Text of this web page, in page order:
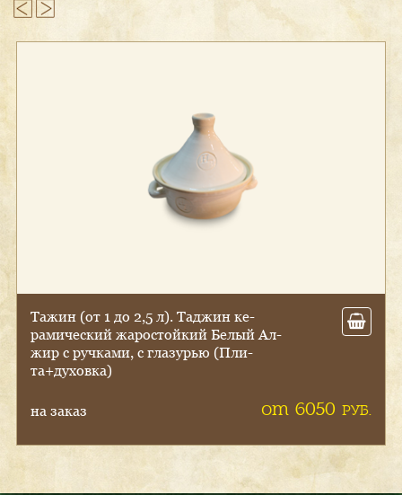
Та­жин (от 1 до 2,5 л). Тад­жин ке­
рами­чес­кий жа­рос­той­кий Бе­лый Ал­
жир с руч­ка­ми, с гла­зурью (Пли­
та+ду­хов­ка)
на заказ от 6050 РУБ.